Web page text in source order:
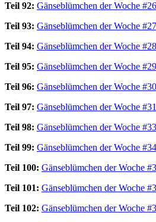
Teil 92: Gänseblümchen der Woche
Teil 93: Gänseblümchen der Woche
Teil 94: Gänseblümchen der Woche
Teil 95: Gänseblümchen der Woche
Teil 96: Gänseblümchen der Woche
Teil 97: Gänseblümchen der Woche
Teil 98: Gänseblümchen der Woche
Teil 99: Gänseblümchen der Woche
Teil 100: Gänseblümchen der Woche
Teil 101: Gänseblümchen der Woche
Teil 102: Gänseblümchen der Woche